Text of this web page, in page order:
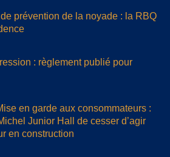
prévention de la noyade : la RBQ
: règlement publié pour
en garde aux consommateurs :
Junior Hall de cesser d’agir
en construction